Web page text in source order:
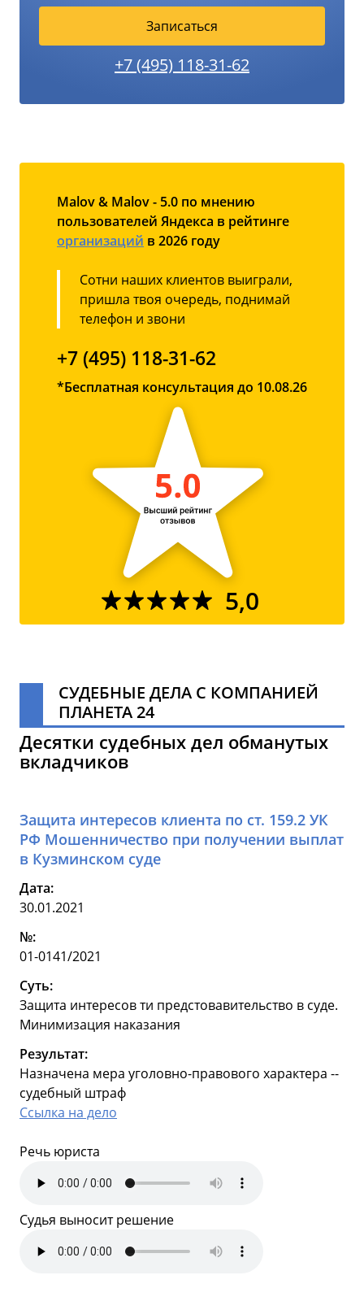
Записаться
+7 (495) 118-31-62
Malov & Malov - 5.0 по мнению
пользователей Яндекса в рейтинге
организаций в 2026 году
Сотни наших клиентов выиграли,
пришла твоя очередь, поднимай
телефон и звони
+7 (495) 118-31-62
*Бесплатная консультация до 10.08.26
5,0
СУДЕБНЫЕ ДЕЛА С КОМПАНИЕЙ
ПЛАНЕТА 24
Десятки судебных дел обманутых
вкладчиков
Защита интересов клиента по ст. 159.2 УК
РФ Мошенничество при получении выплат
в Кузминском суде
Дата:
30.01.2021
№:
01-0141/2021
Суть:
Защита интересов ти предстовавительство в суде.
Минимизация наказания
Результат:
Назначена мера уголовно-правового характера --
судебный штраф
Ссылка на дело
Речь юриста
Судья выносит решение